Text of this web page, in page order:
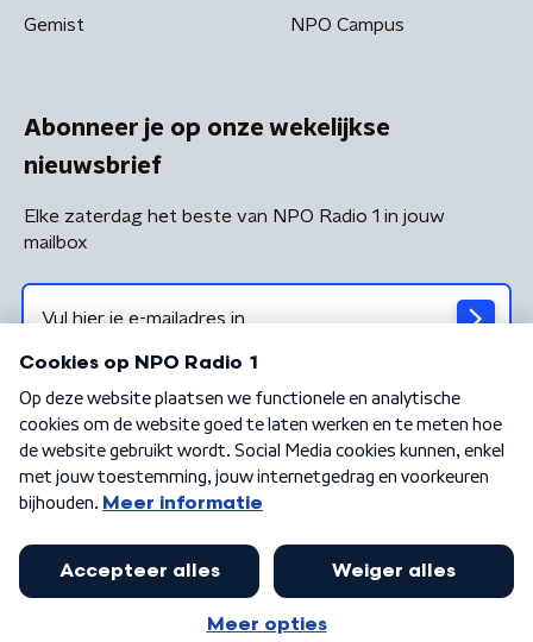
Gemist NPO Campus
Abonneer je op onze wekelijkse
nieuwsbrief
Elke zaterdag het beste van NPO Radio 1 in jouw
mailbox
Algemene voorwaarden